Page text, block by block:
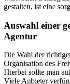
gestalten, ist eine
Auswahl einer
Agentur
Die Wahl der
Organisation des
Hierbei sollte man
Viele Anbieter